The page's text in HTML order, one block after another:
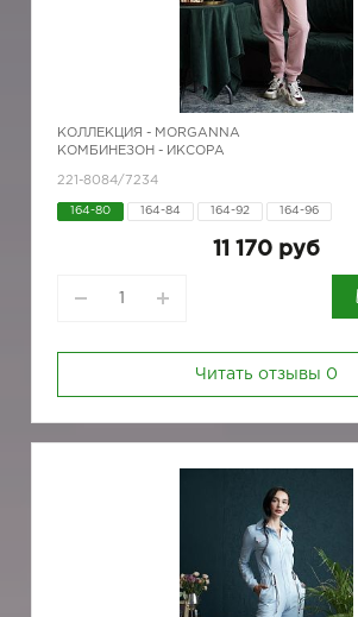
КОЛЛЕКЦИЯ - MORGANNA
КОМБИНЕЗОН - ИКСОРА
221-8084/7234
164-80 164-84 164-92 164-96
11 170 руб
Читать отзывы 0